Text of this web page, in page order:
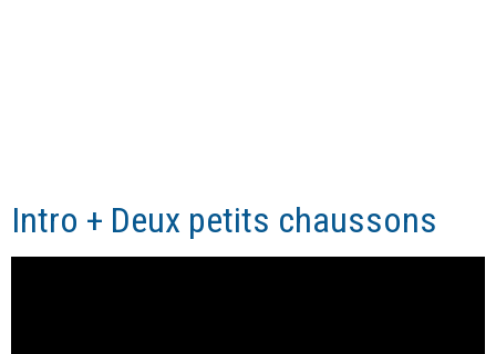
Intro + Deux petits chaussons